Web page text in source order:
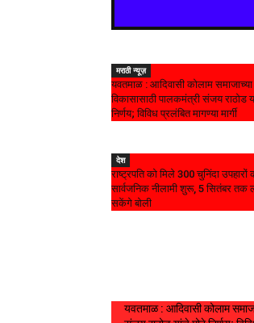
मराठी न्यूज़
यवतमाळ : आदिवासी कोलाम समाजाच्या
विकासासाठी पालकमंत्री संजय राठोड
निर्णय; विविध प्रलंबित मागण्या मार्गी
देश
राष्ट्रपति को मिले 300 चुनिंदा उपहारों
सार्वजनिक नीलामी शुरू, 5 सितंबर तक
सकेंगे बोली
यवतमाळ : आदिवासी कोलाम